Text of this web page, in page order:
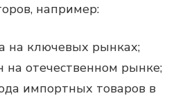
например:
на ключевых рынках;
отечественном рынке;
импортных товаров в